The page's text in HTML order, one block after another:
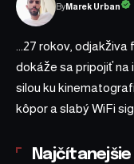
ByMarek Urban
...27 rokov,
dokáže sa pripojiť na
silou ku
kôpor a slabý WiFi
Najčítanejšie